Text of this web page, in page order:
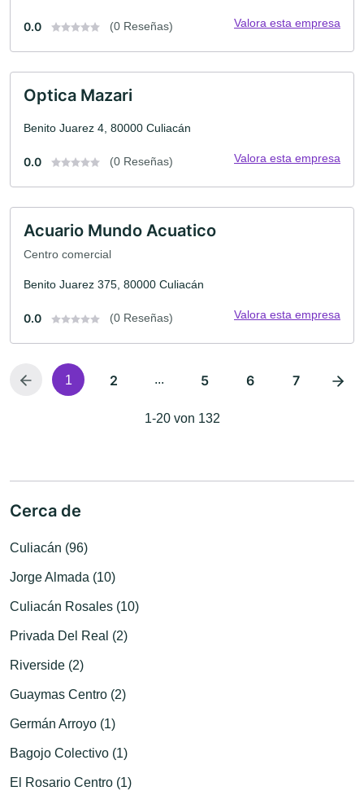
0.0 (0 Reseñas) Valora esta empresa
Optica Mazari
Benito Juarez 4, 80000 Culiacán
0.0 (0 Reseñas) Valora esta empresa
Acuario Mundo Acuatico
Centro comercial
Benito Juarez 375, 80000 Culiacán
0.0 (0 Reseñas) Valora esta empresa
1 2 ... 5 6 7
1-20 von 132
Cerca de
Culiacán (96)
Jorge Almada (10)
Culiacán Rosales (10)
Privada Del Real (2)
Riverside (2)
Guaymas Centro (2)
Germán Arroyo (1)
Bagojo Colectivo (1)
El Rosario Centro (1)